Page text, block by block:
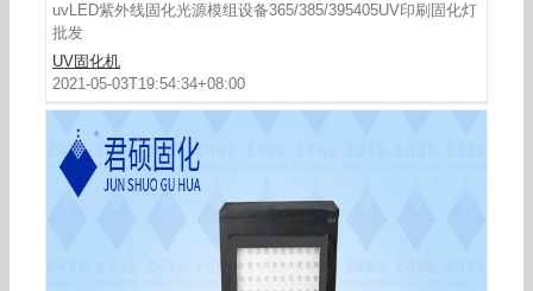
uvLED紫外线固化光源模组设备365/385/395405UV印刷固化灯
批发
UV固化机
2021-05-03T19:54:34+08:00